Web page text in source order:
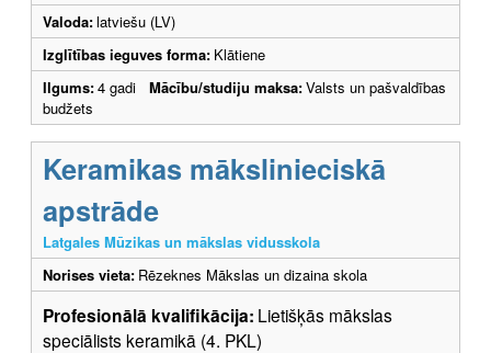
Valoda:latviešu (LV)
Izglītības ieguves forma: Klātiene
Ilgums:4 gadi Mācību/studiju maksa:Valsts un pašvaldības
budžets
Keramikas mākslinieciskā
apstrāde
Latgales Mūzikas un mākslas vidusskola
Norises vieta: Rēzeknes Mākslas un dizaina skola
Profesionālā kvalifikācija: Lietišķās mākslas
speciālists keramikā (4. PKL)